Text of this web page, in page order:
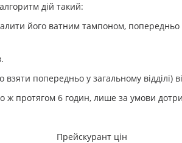
дій такий:
його ватним тампоном,
попередньо у загальному відділі)
ж протягом 6 годин, лише за умови
Прейскурант цін